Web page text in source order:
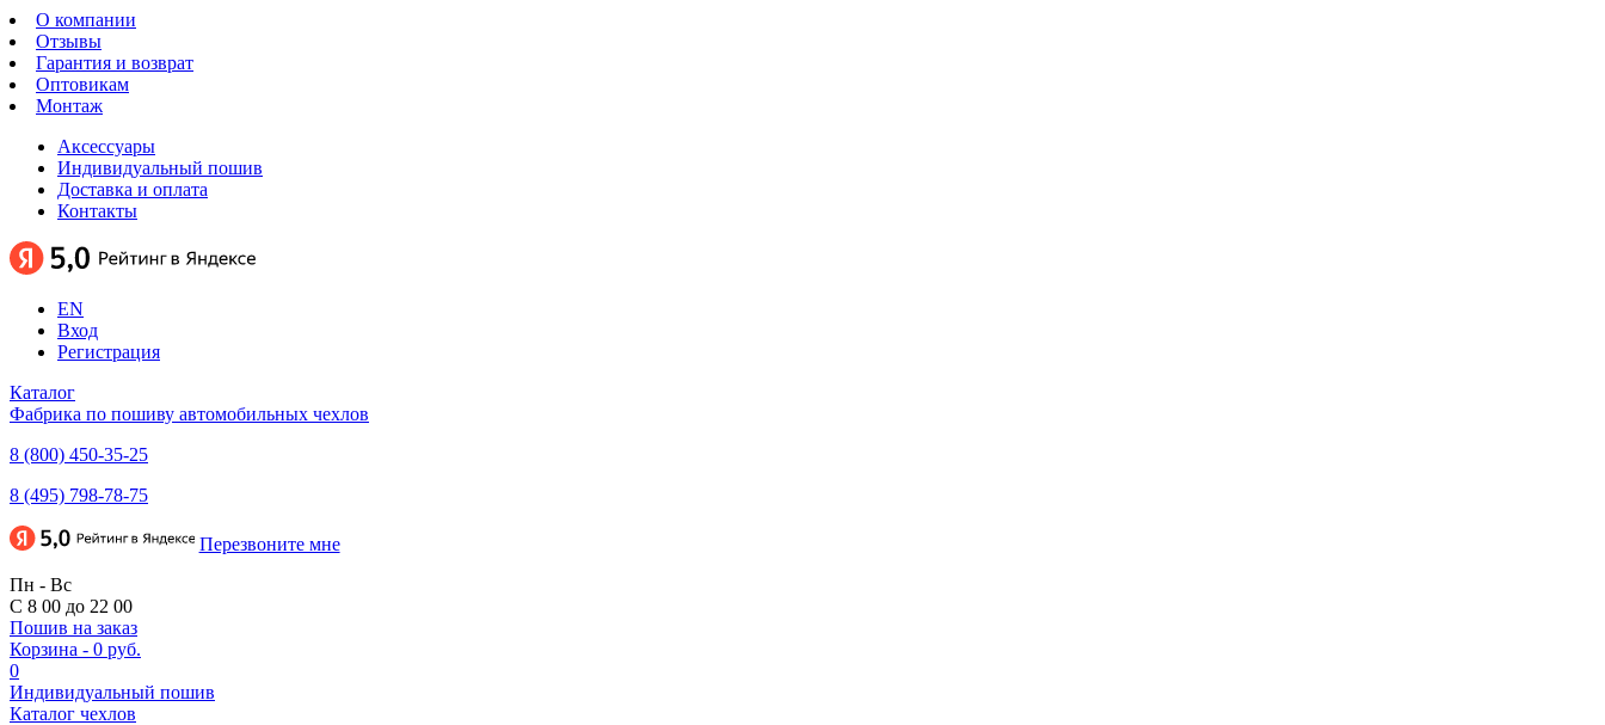
О компании
Отзывы
Гарантия и возврат
Оптовикам
Монтаж
Аксессуары
Индивидуальный пошив
Доставка и оплата
Контакты
EN
Вход
Регистрация
Каталог
Фабрика по пошиву автомобильных чехлов
8 (800) 450-35-25
8 (495) 798-78-75
Перезвоните мне
Пн - Вс
С 8 00 до 22 00
Пошив на заказ
Корзина - 0 руб.
0
Индивидуальный пошив
Каталог чехлов